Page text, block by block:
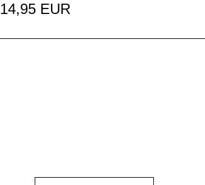
14,95 EUR